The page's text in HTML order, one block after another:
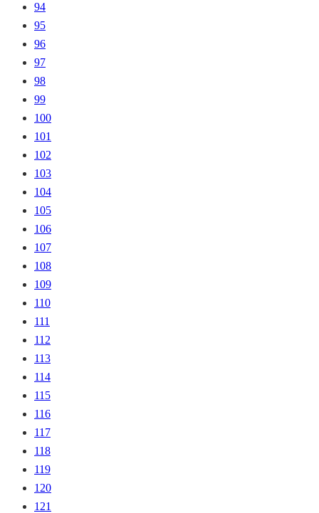
94
95
96
97
98
99
100
101
102
103
104
105
106
107
108
109
110
111
112
113
114
115
116
117
118
119
120
121